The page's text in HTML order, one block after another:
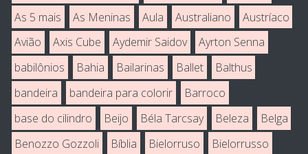
As 5 mais
As Meninas Aula Australiano
Austríaco
Avião
Axis Cube Aydemir Saidov
Ayrton Senna
babilônios
Bahia Bailarinas Ballet
Balthus
bandeira
bandeira para colorir
Barroco
base do cilindro
Beijo Béla Tarcsay Beleza
Belga
Benozzo Gozzoli
Bíblia Bielorruso
Bielorrusso